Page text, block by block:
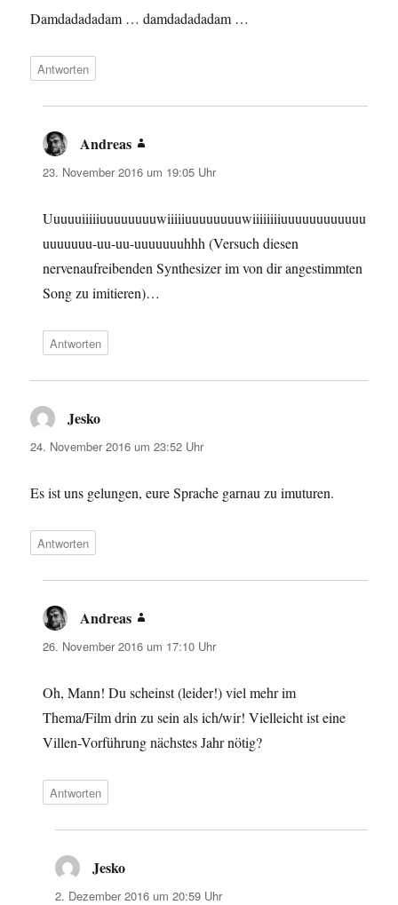
Damdadadadam … damdadadadam …
Antworten
Andreas
23. November 2016 um 19:05 Uhr
Uuuuuiiiiiuuuuuuuuwiiiiiuuuuuuuuwiiiiiiiiuuuuuuuuuuuu
uuuuuuu-uu-uu-uuuuuuuhhh (Versuch diesen
nervenaufreibenden Synthesizer im von dir angestimmten
Song zu imitieren)…
Antworten
Jesko
24. November 2016 um 23:52 Uhr
Es ist uns gelungen, eure Sprache garnau zu imuturen.
Antworten
Andreas
26. November 2016 um 17:10 Uhr
Oh, Mann! Du scheinst (leider!) viel mehr im
Thema/Film drin zu sein als ich/wir! Vielleicht ist eine
Villen-Vorführung nächstes Jahr nötig?
Antworten
Jesko
2. Dezember 2016 um 20:59 Uhr